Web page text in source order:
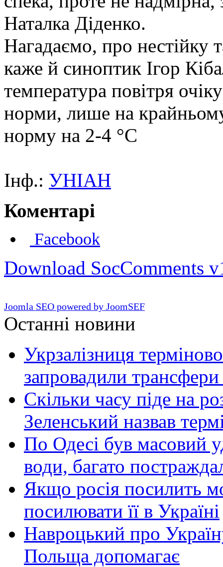
Наталка Діденко.
Нагадаємо, про нестійку
каже й синоптик Ігор
температура повітря
норми, лише на
норму на 2-4 °С
Інф.: УНІАН
Коментарі
Facebook
Download SocComments
Joomla SEO powered by JoomSEF
Останні новини
Укрзалізниця
запровадили
Скільки часу піде на
Зеленський назвав
По Одесі був масовий
води, багато
Якщо росія посилить
посилювати її в Україні
Навроцький про
Польща допомагає